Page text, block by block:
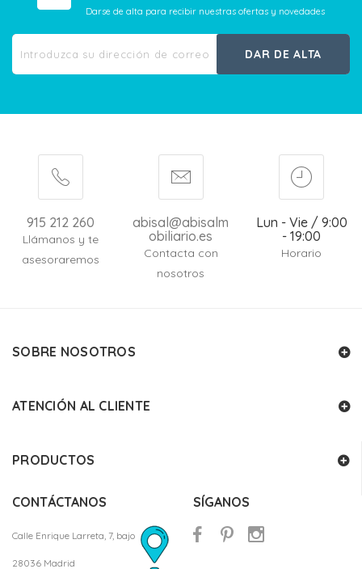
Darse de alta para recibir nuestras ofertas y novedades
DAR DE ALTA
915 212 260
Llámanos y te
asesoraremos
abisal@abisalm
obiliario.es
Contacta con
nosotros
Lun - Vie / 9:00
- 19:00
Horario
SOBRE NOSOTROS
ATENCIÓN AL CLIENTE
PRODUCTOS
CONTÁCTANOS
Calle Enrique Larreta, 7, bajo
28036 Madrid
SÍGANOS